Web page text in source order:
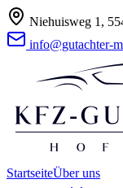
Niehuisweg 1,
info@gutachter-
StartseiteÜber uns